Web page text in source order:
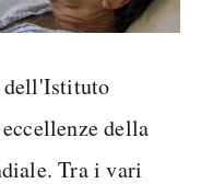
dell'Istituto
della
Tra i vari